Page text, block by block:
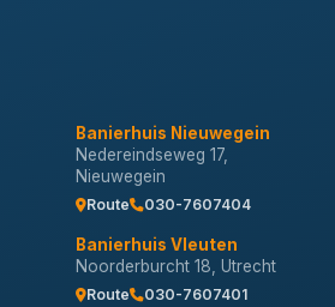
Banierhuis Nieuwegein
Nedereindseweg 17,
Nieuwegein
Route 030-7607404
Banierhuis Vleuten
Noorderburcht 18, Utrecht
Route 030-7607401